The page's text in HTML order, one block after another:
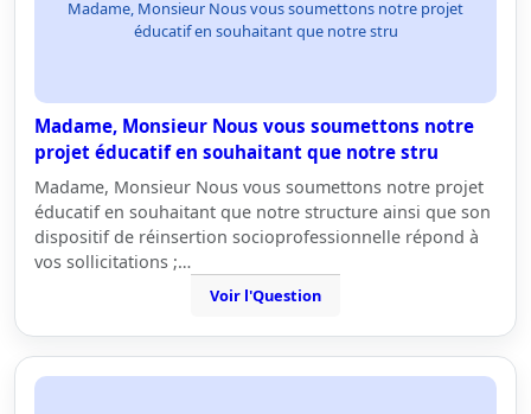
Madame, Monsieur Nous vous soumettons notre projet
éducatif en souhaitant que notre stru
Madame, Monsieur Nous vous soumettons notre
projet éducatif en souhaitant que notre stru
Madame, Monsieur Nous vous soumettons notre projet
éducatif en souhaitant que notre structure ainsi que son
dispositif de réinsertion socioprofessionnelle répond à
vos sollicitations ;…
Voir l'Question